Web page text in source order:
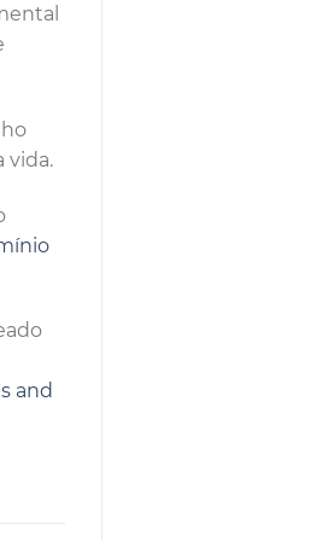
vida.
and